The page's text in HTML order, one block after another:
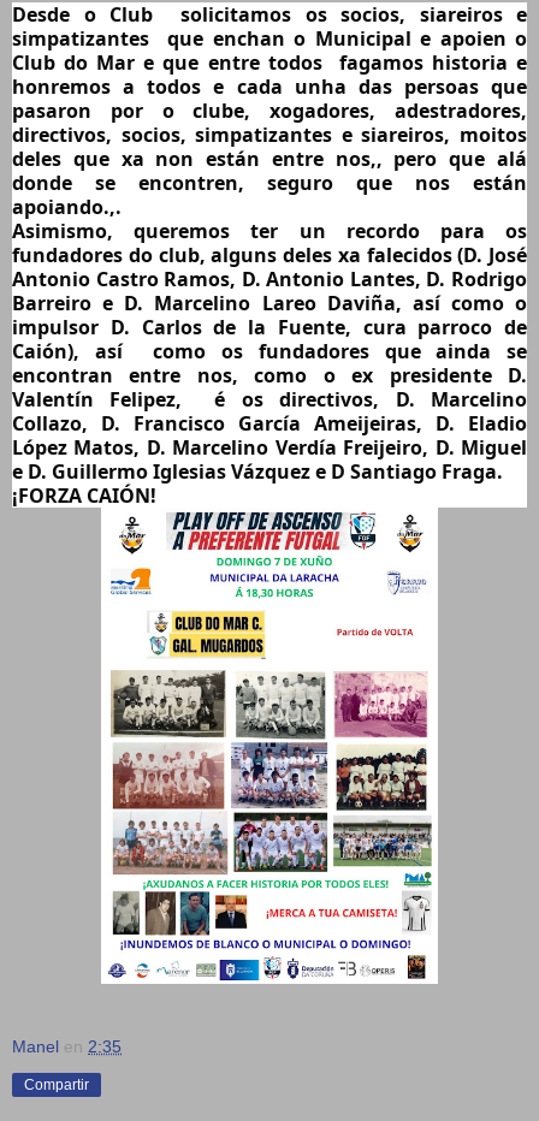
Desde o Club  solicitamos os socios, siareiros e
simpatizantes  que enchan o Municipal e apoien o
Club do Mar e que entre todos  fagamos historia e
honremos a todos e cada unha das persoas que
pasaron por o clube, xogadores, adestradores,
directivos, socios, simpatizantes e siareiros, moitos
deles que xa non están entre nos,, pero que alá
donde se encontren, seguro que nos están
apoiando.,.
Asimismo, queremos ter un recordo para os
fundadores do club, alguns deles xa falecidos (D. José
Antonio Castro Ramos, D. Antonio Lantes, D. Rodrigo
Barreiro e D. Marcelino Lareo Daviña, así como o
impulsor D. Carlos de la Fuente, cura parroco de
Caión), así  como os fundadores que ainda se
encontran entre nos, como o ex presidente D.
Valentín Felipez,  é os directivos, D. Marcelino
Collazo, D. Francisco García Ameijeiras, D. Eladio
López Matos, D. Marcelino Verdía Freijeiro, D. Miguel
e D. Guillermo Iglesias Vázquez e D Santiago Fraga.
¡FORZA CAIÓN!
Manel en 2:35
Compartir